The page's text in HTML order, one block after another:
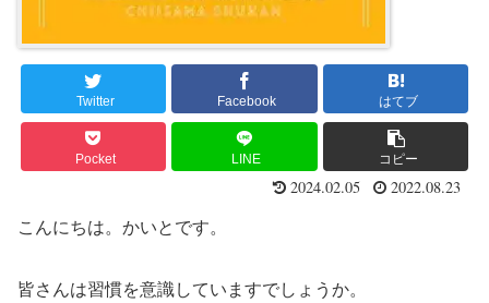
Twitter Facebook はてブ
Pocket LINE コピー
2024.02.05 2022.08.23
こんにちは。かいとです。
皆さんは習慣を意識していますでしょうか。